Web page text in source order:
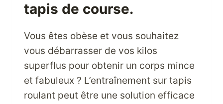
tapis de course.
Vous êtes obèse et vous souhaitez
vous débarrasser de vos kilos
superflus pour obtenir un corps mince
et fabuleux ? L’entraînement sur tapis
roulant peut être une solution efficace